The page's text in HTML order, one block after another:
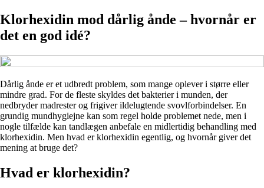
Klorhexidin mod dårlig ånde – hvornår er
det en god idé?
Dårlig ånde er et udbredt problem, som mange oplever i større eller
mindre grad. For de fleste skyldes det bakterier i munden, der
nedbryder madrester og frigiver ildelugtende svovlforbindelser. En
grundig mundhygiejne kan som regel holde problemet nede, men i
nogle tilfælde kan tandlægen anbefale en midlertidig behandling med
klorhexidin. Men hvad er klorhexidin egentlig, og hvornår giver det
mening at bruge det?
Hvad er klorhexidin?